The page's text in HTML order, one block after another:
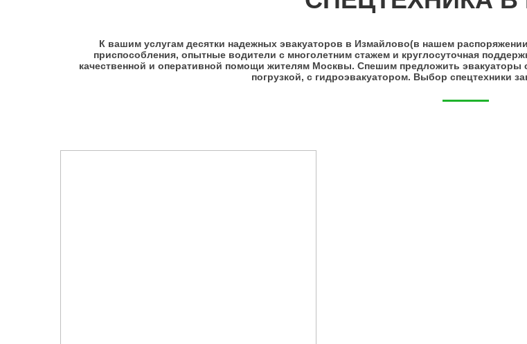
К вашим услугам десятки надежных эвакуаторов в Измайлово(в нашем
приспособления, опытные водители с многолетним стажем и круглосуточная
качественной и оперативной помощи жителям Москвы. Спешим предложить
погрузкой, с гидроэвакуатором. Выбор спецтехники